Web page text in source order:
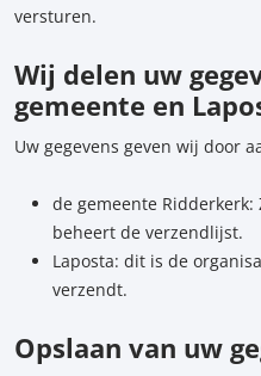
versturen.
Wij delen uw
gemeente en
Uw gegevens geven wij door
de gemeente
beheert de verzendlijst.
Laposta: dit is de
verzendt.
Opslaan van uw